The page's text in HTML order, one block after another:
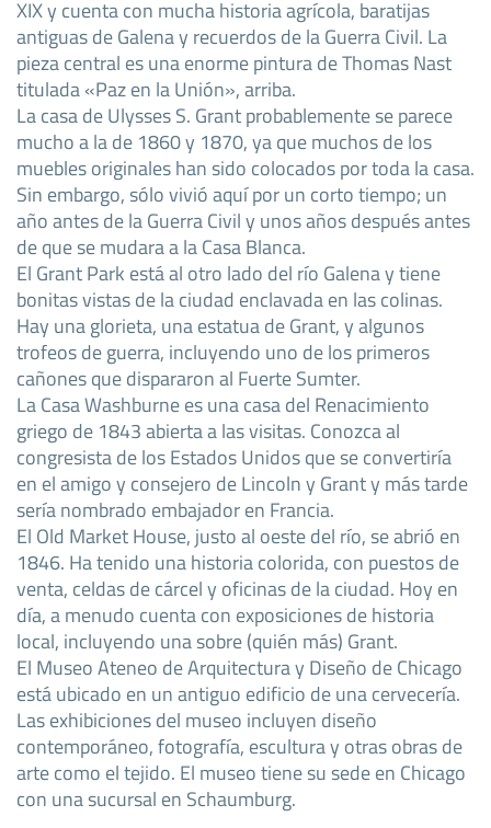
XIX y cuenta con mucha historia agrícola, baratijas
antiguas de Galena y recuerdos de la Guerra Civil. La
pieza central es una enorme pintura de Thomas Nast
titulada «Paz en la Unión», arriba.
La casa de Ulysses S. Grant probablemente se parece
mucho a la de 1860 y 1870, ya que muchos de los
muebles originales han sido colocados por toda la casa.
Sin embargo, sólo vivió aquí por un corto tiempo; un
año antes de la Guerra Civil y unos años después antes
de que se mudara a la Casa Blanca.
El Grant Park está al otro lado del río Galena y tiene
bonitas vistas de la ciudad enclavada en las colinas.
Hay una glorieta, una estatua de Grant, y algunos
trofeos de guerra, incluyendo uno de los primeros
cañones que dispararon al Fuerte Sumter.
La Casa Washburne es una casa del Renacimiento
griego de 1843 abierta a las visitas. Conozca al
congresista de los Estados Unidos que se convertiría
en el amigo y consejero de Lincoln y Grant y más tarde
sería nombrado embajador en Francia.
El Old Market House, justo al oeste del río, se abrió en
1846. Ha tenido una historia colorida, con puestos de
venta, celdas de cárcel y oficinas de la ciudad. Hoy en
día, a menudo cuenta con exposiciones de historia
local, incluyendo una sobre (quién más) Grant.
El Museo Ateneo de Arquitectura y Diseño de Chicago
está ubicado en un antiguo edificio de una cervecería.
Las exhibiciones del museo incluyen diseño
contemporáneo, fotografía, escultura y otras obras de
arte como el tejido. El museo tiene su sede en Chicago
con una sucursal en Schaumburg.